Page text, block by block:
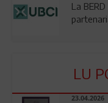
La
LU
23.04.2026